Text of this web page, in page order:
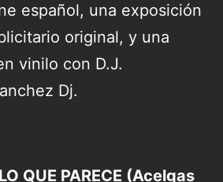
español, una exposición
original, y una
vinilo con D.J.
Dj.
QUE PARECE (Acelgas